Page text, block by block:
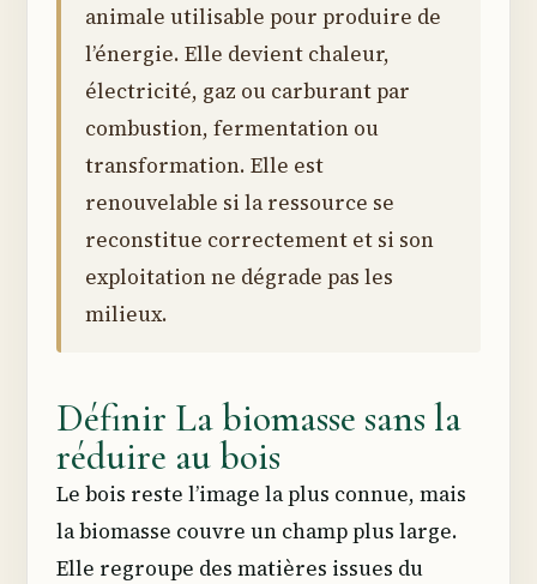
animale utilisable pour produire de
l’énergie. Elle devient chaleur,
électricité, gaz ou carburant par
combustion, fermentation ou
transformation. Elle est
renouvelable si la ressource se
reconstitue correctement et si son
exploitation ne dégrade pas les
milieux.
Définir La biomasse sans la
réduire au bois
Le bois reste l’image la plus connue, mais
la biomasse couvre un champ plus large.
Elle regroupe des matières issues du